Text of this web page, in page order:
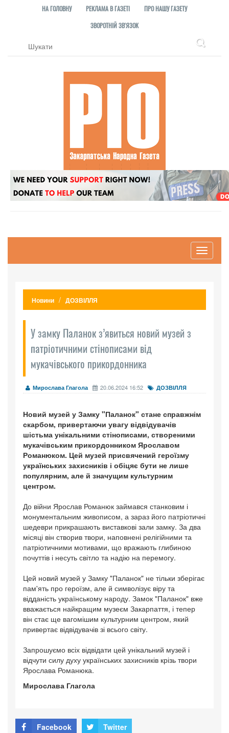
НА ГОЛОВНУ РЕКЛАМА В ГАЗЕТІ
ПРО НАШУ ГАЗЕТУ
ЗВОРОТНІЙ ЗВ'ЯЗОК
Toggle
Новини ДОЗВІЛЛЯ
У замку Паланок з’явиться новий музей з
патріотичними стінописами від
мукачівського прикордонника
Мирослава Глагола 20.06.2024 16:52 ДОЗВІЛЛЯ
Новий музей у Замку "Паланок" стане справжнім
скарбом, привертаючи увагу відвідувачів
шістьма унікальними стінописами, створеними
мукачівським прикордонником Ярославом
Романюком. Цей музей присвячений героїзму
українських захисників і обіцяє бути не лише
популярним, але й значущим культурним
центром.
До війни Ярослав Романюк займався станковим і
монументальним живописом, а зараз його патріотичні
шедеври прикрашають виставкові зали замку. За два
місяці він створив твори, наповнені релігійними та
патріотичними мотивами, що вражають глибиною
почуттів і несуть світло та надію на перемогу.
Цей новий музей у Замку "Паланок" не тільки зберігає
пам'ять про героїзм, але й символізує віру та
відданість українському народу. Замок "Паланок" вже
вважається найкращим музеєм Закарпаття, і тепер
він стає ще вагомішим культурним центром, який
привертає відвідувачів зі всього світу.
Запрошуємо всіх відвідати цей унікальний музей і
відчути силу духу українських захисників крізь твори
Ярослава Романюка.
Мирослава Глагола
Facebook Twitter